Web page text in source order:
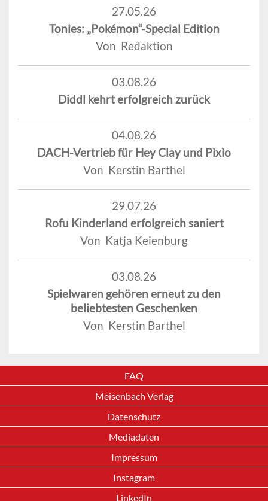
27.05.26
Tonies: „Pokémon“-Special Edition
Von Redaktion
03.08.26
Diddl kehrt erfolgreich zurück
04.08.26
DACH-Vertrieb für Hey Clay und Pixio
Von Kerstin Barthel
29.07.26
Rofu Kinderland erfolgreich saniert
Von Katja Keienburg
03.08.26
Spielwaren gehören erneut zu den
beliebtesten Geschenken
Von Kerstin Barthel
FAQ
Meisenbach Verlag
Datenschutz
Mediadaten
Impressum
Instagram
LinkedIn